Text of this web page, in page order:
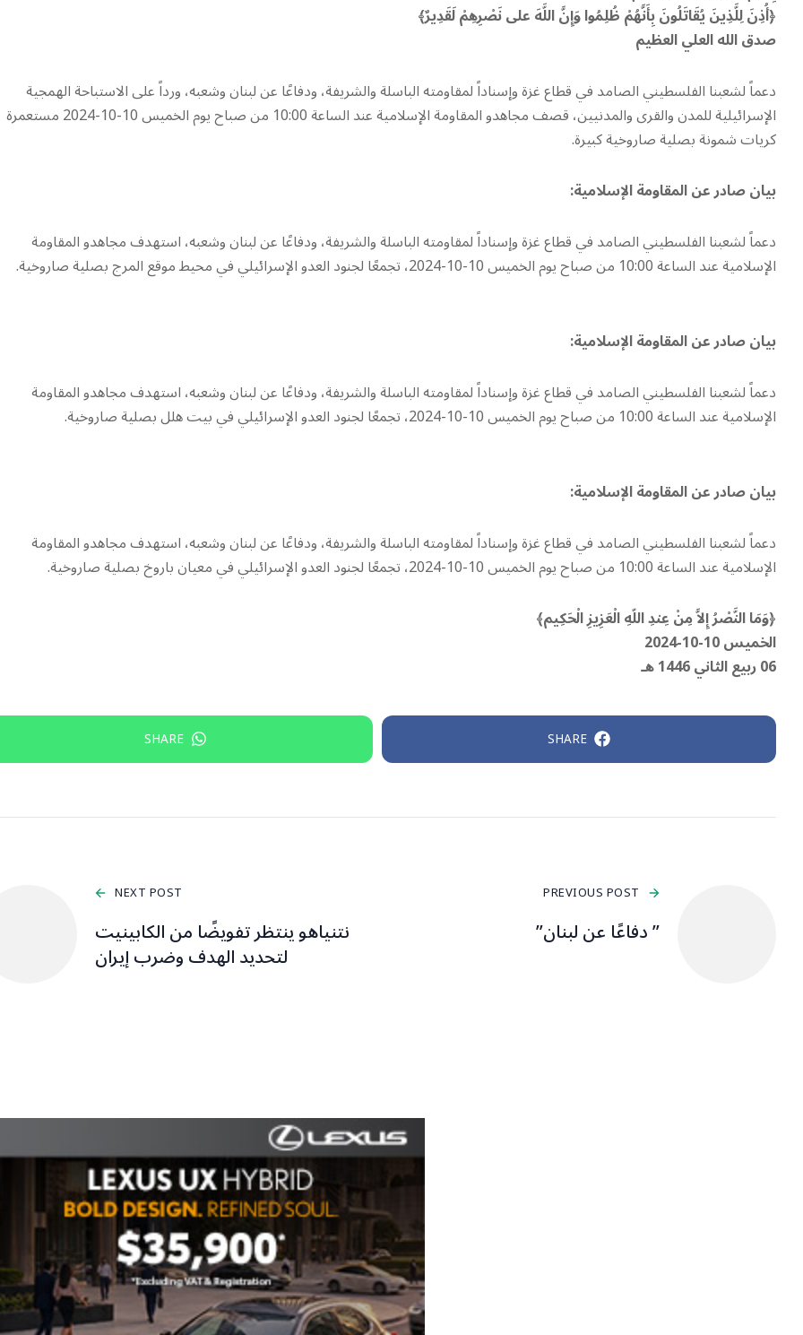
﴿أُذِنَ لِلَّذِينَ يُقَاتَلُونَ بِأَنَّهُمْ ظُلِمُوا وَإِنَّ اللَّهَ على نَصْرِهِمْ لَقَدِيرٌ﴾
صدق الله العلي العظيم
دعماً لشعبنا الفلسطيني الصامد في قطاع غزة وإسناداً لمقاومته الباسلة ‌‏‌‏‌والشريفة، ودفاعًا عن لبنان وشعبه، ورداً على الاستباحة الهمجية
الإسرائيلية للمدن والقرى والمدنيين، قصف مجاهدو المقاومة الإسلامية عند الساعة 10:00 من صباح يوم الخميس 10-10-2024 مستعمرة
كريات شمونة بصلية صاروخية كبيرة.
بيان صادر عن المقاومة الإسلامية:
دعماً لشعبنا الفلسطيني الصامد في قطاع غزة وإسناداً لمقاومته الباسلة ‌‏‌‏‌والشريفة، ودفاعًا عن لبنان وشعبه، استهدف مجاهدو المقاومة
الإسلامية عند الساعة 10:00 من صباح يوم الخميس 10-10-2024، تجمعًا لجنود العدو الإسرائيلي في محيط موقع المرج بصلية صاروخية.
بيان صادر عن المقاومة الإسلامية:
دعماً لشعبنا الفلسطيني الصامد في قطاع غزة وإسناداً لمقاومته الباسلة ‌‏‌‏‌والشريفة، ودفاعًا عن لبنان وشعبه، استهدف مجاهدو المقاومة
الإسلامية عند الساعة 10:00 من صباح يوم الخميس 10-10-2024، تجمعًا لجنود العدو الإسرائيلي في بيت هلل بصلية صاروخية.
بيان صادر عن المقاومة الإسلامية:
دعماً لشعبنا الفلسطيني الصامد في قطاع غزة وإسناداً لمقاومته الباسلة ‌‏‌‏‌والشريفة، ودفاعًا عن لبنان وشعبه، استهدف مجاهدو المقاومة
الإسلامية عند الساعة 10:00 من صباح يوم الخميس 10-10-2024، تجمعًا لجنود العدو الإسرائيلي في معيان باروخ بصلية صاروخية.
﴿وَمَا النَّصْرُ إِلاَّ مِنْ عِندِ اللّهِ الْعَزِيزِ الْحَكِيم﴾
الخميس 10-10-2024
06 ربيع الثاني 1446 هـ
SHARE
SHARE
PREVIOUS POST
” دفاعًا عن لبنان”
NEXT POST
نتنياهو ينتظر تفويضًا من الكابينيت
لتحديد الهدف وضرب إيران